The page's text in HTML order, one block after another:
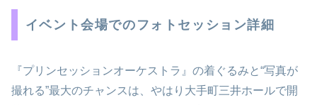
イベント会場でのフォトセッション詳細
『プリンセッションオーケストラ』の着ぐるみと“写真が
撮れる”最大のチャンスは、やはり大手町三井ホールで開